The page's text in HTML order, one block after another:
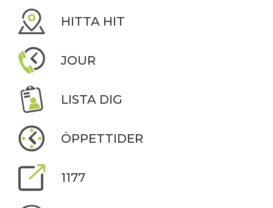
HITTA HIT
JOUR
LISTA DIG
ÖPPETTIDER
1177